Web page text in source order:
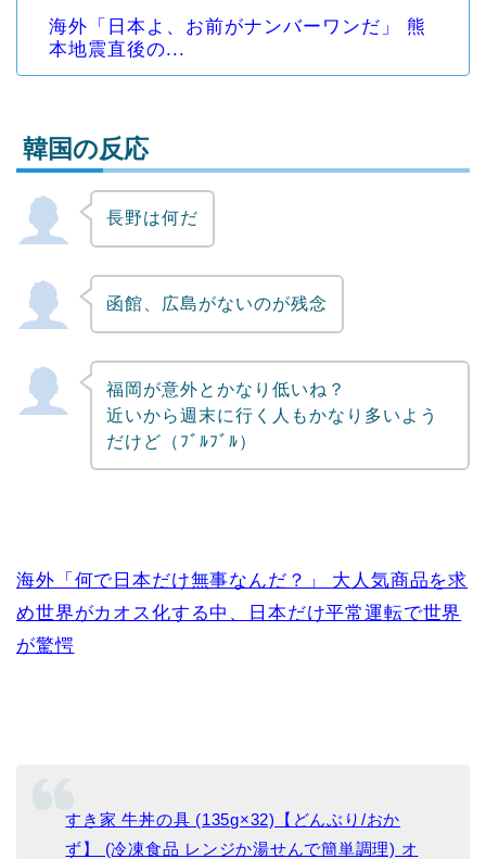
海外「日本よ、お前がナンバーワンだ」 熊
本地震直後の...
Powered by livedoor 相互RSS
韓国の反応
長野は何だ
函館、広島がないのが残念
福岡が意外とかなり低いね？
近いから週末に行く人もかなり多いよう
だけど（ﾌﾞﾙﾌﾞﾙ）
海外「何で日本だけ無事なんだ？」 大人気商品を求
め世界がカオス化する中、日本だけ平常運転で世界
が驚愕
すき家 牛丼の具 (135g×32)【どんぶり/おか
ず】 (冷凍食品 レンジか湯せんで簡単調理) オ